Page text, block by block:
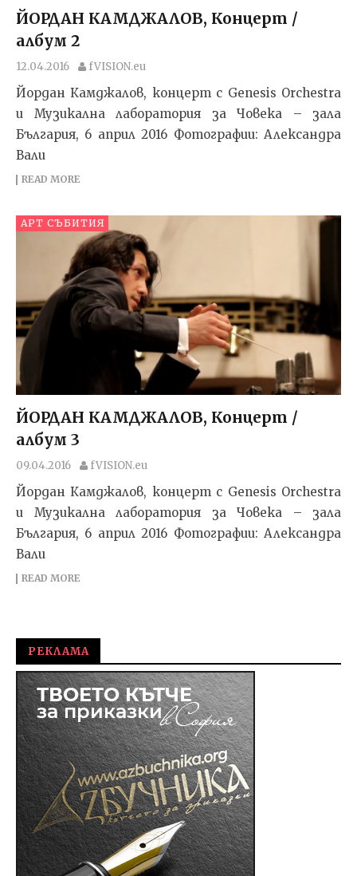
ЙОРДАН КАМДЖАЛОВ, Концерт /
албум 2
12.04.2016 fVISION.eu
Йордан Камджалов, концерт с Genesis Orchestra
и Музикална лаборатория за Човека – зала
България, 6 април 2016 Фотографии: Александра
Вали
READ MORE
АРТ СЪБИТИЯ
ЙОРДАН КАМДЖАЛОВ, Концерт /
албум 3
09.04.2016 fVISION.eu
Йордан Камджалов, концерт с Genesis Orchestra
и Музикална лаборатория за Човека – зала
България, 6 април 2016 Фотографии: Александра
Вали
READ MORE
РЕКЛАМА